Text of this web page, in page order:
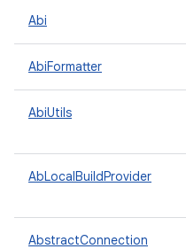
Abi
AbiFormatter
AbiUtils
AbLocalBuildProvider
AbstractConnection